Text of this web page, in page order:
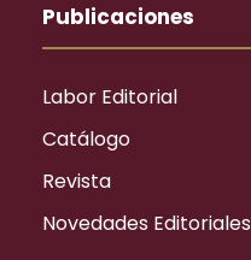
Publicaciones
Labor Editorial
Catálogo
Revista
Novedades Editoriales